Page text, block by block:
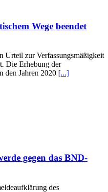
Wege beendet
Urteil zur Verfassungsmäßigkeit
Die Erhebung der
den Jahren 2020 [...]
gegen das BND-
des